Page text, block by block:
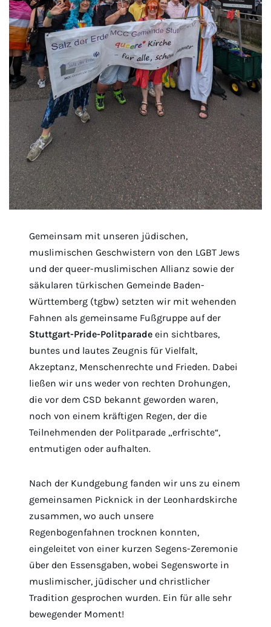
Gemeinsam mit unseren jüdischen,
muslimischen Geschwistern von den LGBT Jews
und der queer-muslimischen Allianz sowie der
säkularen türkischen Gemeinde Baden-
Württemberg (tgbw) setzten wir mit wehenden
Fahnen als gemeinsame Fußgruppe auf der
Stuttgart-Pride-Politparade ein sichtbares,
buntes und lautes Zeugnis für Vielfalt,
Akzeptanz, Menschenrechte und Frieden. Dabei
ließen wir uns weder von rechten Drohungen,
die vor dem CSD bekannt geworden waren,
noch von einem kräftigen Regen, der die
Teilnehmenden der Politparade „erfrischte“,
entmutigen oder aufhalten.
Nach der Kundgebung fanden wir uns zu einem
gemeinsamen Picknick in der Leonhardskirche
zusammen, wo auch unsere
Regenbogenfahnen trocknen konnten,
eingeleitet von einer kurzen Segens-Zeremonie
über den Essensgaben, wobei Segensworte in
muslimischer, jüdischer und christlicher
Tradition gesprochen wurden. Ein für alle sehr
bewegender Moment!